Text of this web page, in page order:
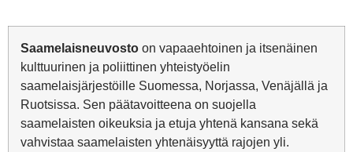
Saamelaisneuvosto on vapaaehtoinen ja itsenäinen
kulttuurinen ja poliittinen yhteistyöelin
saamelaisjärjestöille Suomessa, Norjassa, Venäjällä ja
Ruotsissa. Sen päätavoitteena on suojella
saamelaisten oikeuksia ja etuja yhtenä kansana sekä
vahvistaa saamelaisten yhtenäisyyttä rajojen yli.